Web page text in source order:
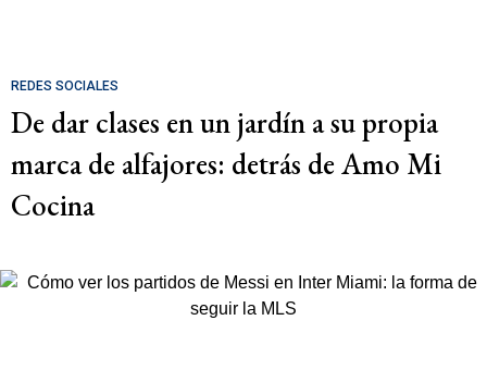
REDES SOCIALES
De dar clases en un jardín a su propia
marca de alfajores: detrás de Amo Mi
Cocina